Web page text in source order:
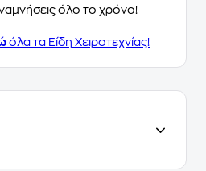
όλο το χρόνο!
όλα τα Είδη Χειροτεχνίας!